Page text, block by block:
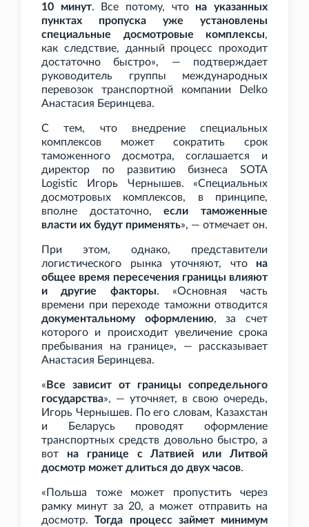
10
минут. Все потому, что на указанных
пунктах пропуска уже установлены
специальные досмотровые комплексы,
как следствие, данный процесс проходит
достаточно быстро», — подтверждает
руководитель группы международных
перевозок транспортной компании Delko
Анастасия Беринцева.
С тем, что внедрение специальных
комплексов может сократить срок
таможенного досмотра, соглашается и
директор по развитию бизнеса SOTA
Logistic Игорь Чернышев. «Специальных
досмотровых комплексов, в принципе,
вполне достаточно,если таможенные
власти их будут применять», — отмечает он.
При этом, однако, представители
логистического рынка уточняют, что на
общее время пересечения границы влияют
и другие факторы. «Основная часть
времени при переходе таможни отводится
документальному оформлению, за счет
которого и происходит увеличение срока
пребывания на границе», — рассказывает
Анастасия Беринцева.
« Все зависит от границы сопредельного
государства», — уточняет, в свою очередь,
Игорь Чернышев. По его словам, Казахстан
и Беларусь проводят оформление
транспортных средств довольно быстро, а
вот на границе с Латвией или Литвой
досмотр может длиться до двух часов.
«Польша тоже может пропустить через
рамку минут за 20, а может отправить на
досмотр.Тогда процесс займет минимум